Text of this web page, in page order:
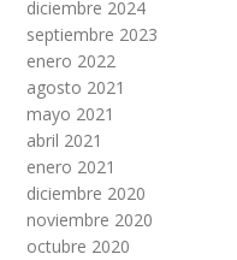
diciembre 2024
septiembre 2023
enero 2022
agosto 2021
mayo 2021
abril 2021
enero 2021
diciembre 2020
noviembre 2020
octubre 2020